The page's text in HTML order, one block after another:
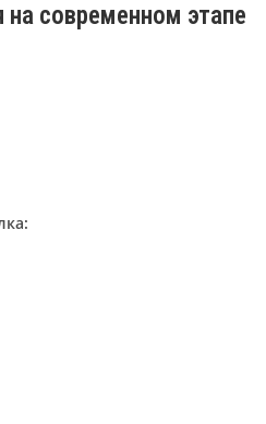
на современном этапе